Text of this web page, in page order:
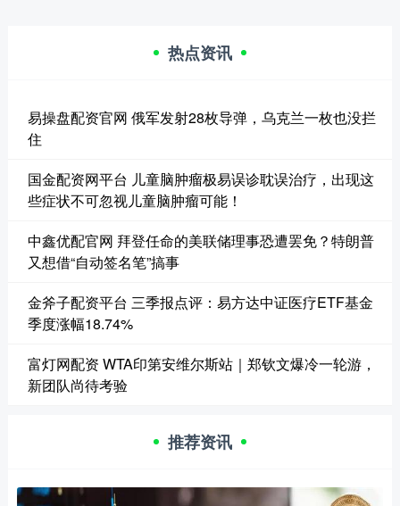
热点资讯
易操盘配资官网 俄军发射28枚导弹，乌克兰一枚也没拦
住
国金配资网平台 儿童脑肿瘤极易误诊耽误治疗，出现这
些症状不可忽视儿童脑肿瘤可能！
中鑫优配官网 拜登任命的美联储理事恐遭罢免？特朗普
又想借“自动签名笔”搞事
金斧子配资平台 三季报点评：易方达中证医疗ETF基金
季度涨幅18.74%
富灯网配资 WTA印第安维尔斯站｜郑钦文爆冷一轮游，
新团队尚待考验
推荐资讯